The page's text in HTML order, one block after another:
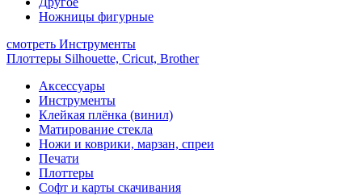
Ножницы фигурные
смотреть Инструменты
Плоттеры Silhouette, Cricut, Brother
Аксессуары
Инструменты
Клейкая плёнка (винил)
Матирование стекла
Ножи и коврики, марзан, спреи
Печати
Плоттеры
Софт и карты скачивания